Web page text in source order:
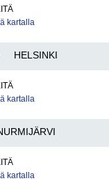
kartalla
HELSINKI
kartalla
kartalla